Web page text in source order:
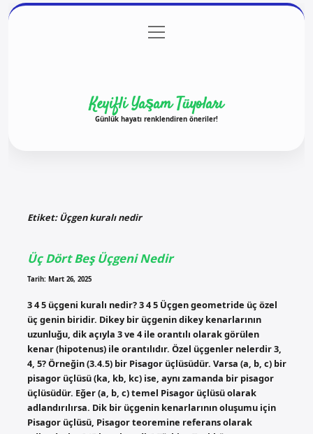
Gizlilik Politikası
menüyü
aç
Keyifli Yaşam Tüyoları
Günlük hayatı renklendiren öneriler!
Etiket:Üçgen kuralı nedir
Üç Dört Beş Üçgeni Nedir
Tarih: Mart 26, 2025
3 4 5 üçgeni kuralı nedir? 3 4 5 Üçgen geometride üç özel
üç genin biridir. Dikey bir üçgenin dikey kenarlarının
uzunluğu, dik açıyla 3 ve 4 ile orantılı olarak görülen
kenar (hipotenus) ile orantılıdır. Özel üçgenler nelerdir 3,
4, 5? Örneğin (3.4.5) bir Pisagor üçlüsüdür. Varsa (a, b, c) bir
pisagor üçlüsü (ka, kb, kc) ise, aynı zamanda bir pisagor
üçlüsüdür. Eğer (a, b, c) temel Pisagor üçlüsü olarak
adlandırılırsa. Dik bir üçgenin kenarlarının oluşumu için
Pisagor üçlüsü, Pisagor teoremine referans olarak